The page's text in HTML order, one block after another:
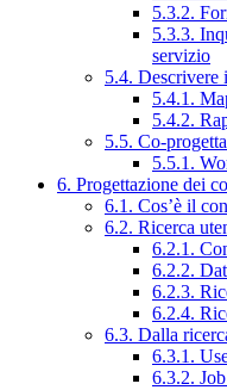
5.3.2.
5.3.3.
servizio
5.4. Descrivere
5.4.1.
5.4.2.
5.5. Co-
5.5.1.
6. Progettazione dei
6.1. Cos’è il
6.2. Ricerca
6.2.1.
6.2.2.
6.2.3.
6.2.4.
6.3. Dalla
6.3.1.
6.3.2.